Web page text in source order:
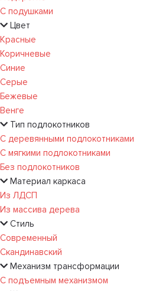
С подушками
Цвет
Красные
Коричневые
Синие
Серые
Бежевые
Венге
Тип подлокотников
С деревянными подлокотниками
С мягкими подлокотниками
Без подлокотников
Материал каркаса
Из ЛДСП
Из массива дерева
Стиль
Современный
Скандинавский
Механизм трансформации
С подъемным механизмом